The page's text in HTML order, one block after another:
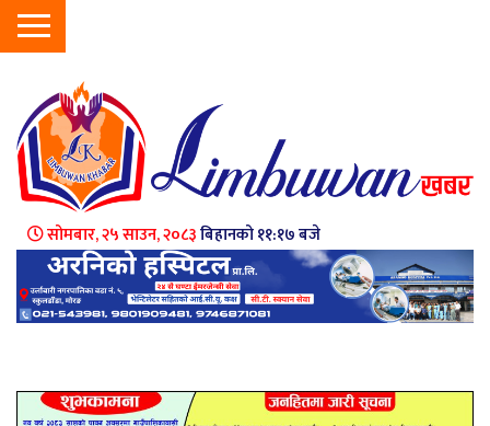
सोमबार, २५ साउन, २०८३बिहानको ११:१७ बजे